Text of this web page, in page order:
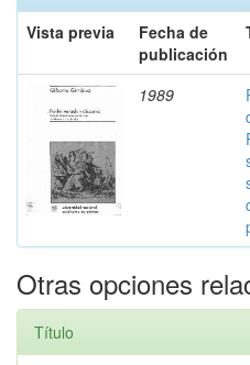
Vista previa
Fecha de
publicación
1989
Otras opciones
Título